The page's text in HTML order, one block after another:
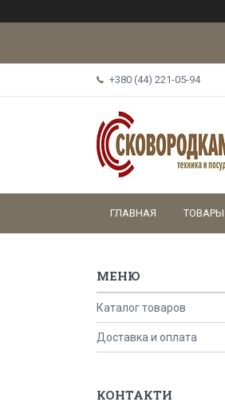
+380 (44) 221-05-94
ГЛАВНАЯ
Каталог товаров
Доставка и оплата
КОНТАКТИ